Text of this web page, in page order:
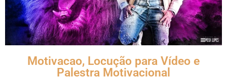
Motivacao, Locução para Vídeo e
Palestra Motivacional